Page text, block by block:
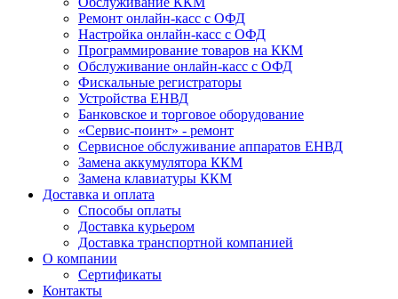
Ремонт онлайн-касс с ОФД
Настройка онлайн-касс с ОФД
Программирование товаров на ККМ
Обслуживание онлайн-касс с ОФД
Фискальные регистраторы
Устройства ЕНВД
Банковское и торговое оборудование
«Сервис-поинт» - ремонт
Сервисное обслуживание аппаратов ЕНВД
Замена аккумулятора ККМ
Замена клавиатуры ККМ
Доставка и оплата
Способы оплаты
Доставка курьером
Доставка транспортной компанией
О компании
Сертификаты
Контакты